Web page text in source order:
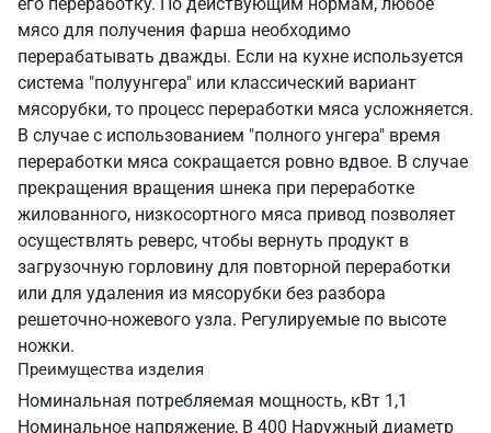
мясо для получения фарша необходимо
перерабатывать дважды. Если на кухне используется
система "полуунгера" или классический вариант
мясорубки, то процесс переработки мяса усложняется.
В случае с использованием "полного унгера" время
переработки мяса сокращается ровно вдвое. В случае
прекращения вращения шнека при переработке
жилованного, низкосортного мяса привод позволяет
осуществлять реверс, чтобы вернуть продукт в
загрузочную горловину для повторной переработки
или для удаления из мясорубки без разбора
решеточно-ножевого узла. Регулируемые по высоте
ножки.
Преимущества изделия
Номинальная потребляемая мощность, кВт 1,1
Номинальное напряжение, В 400 Наружный диаметр